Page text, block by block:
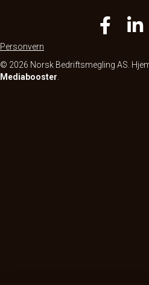
Personvern
© 2026 Norsk Bedriftsmegling AS.
Mediabooster.